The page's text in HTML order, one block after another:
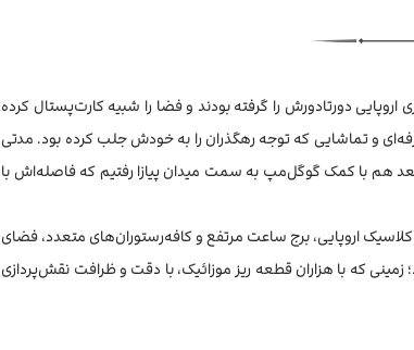
دورتادورش را گرفته بودند و فضا را شبیه کارت‌پستال کرده
و تماشایی که توجه رهگذران را به خودش جلب کرده بود. مدتی
هم با کمک گوگل‌مپ به سمت میدان پیازا رفتیم که فاصله‌اش با
اروپایی، برج ساعت مرتفع و کافه‌رستوران‌های متعدد، فضای
که با هزاران قطعه ریز موزائیک، با دقت و ظرافت نقش‌پردازی